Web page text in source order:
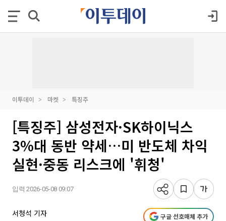
이투데이 마켓 특징주
[특징주] 삼성전자·SK하이닉스
3%대 동반 약세…미 반도체 차익
실현·중동 리스크에 '휘청'
입력 2026-05-08 09:07
서청석 기자 구글 선호매체 추가